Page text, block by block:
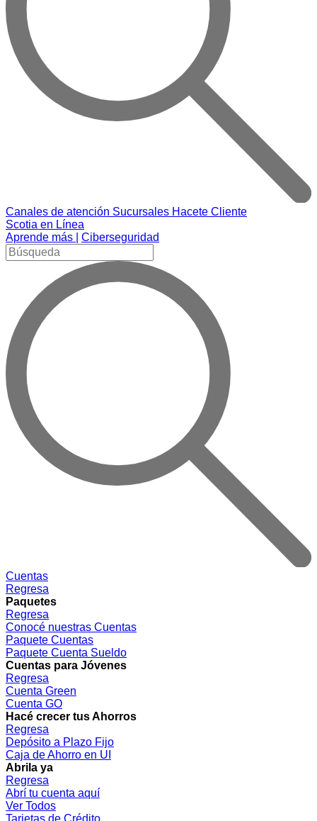
Canales de atención Sucursales Hacete Cliente
Scotia en Línea
Aprende más |
Ciberseguridad
Cuentas
Regresa
Paquetes
Regresa
Conocé nuestras Cuentas
Paquete Cuentas
Paquete Cuenta Sueldo
Cuentas para Jóvenes
Regresa
Cuenta Green
Cuenta GO
Hacé crecer tus Ahorros
Regresa
Depósito a Plazo Fijo
Caja de Ahorro en UI
Abrila ya
Regresa
Abrí tu cuenta aquí
Ver Todos
Tarjetas de Crédito